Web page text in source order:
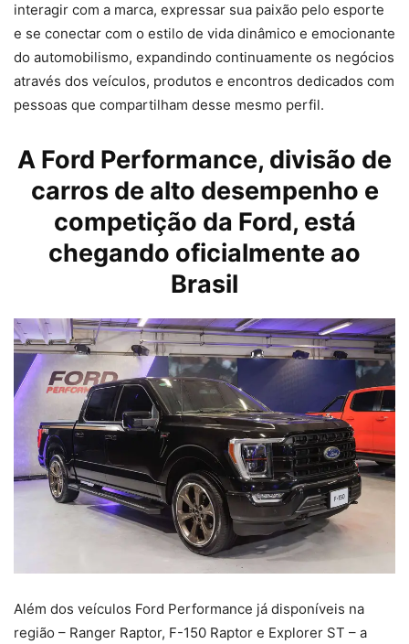
interagir com a marca, expressar sua paixão pelo esporte
e se conectar com o estilo de vida dinâmico e emocionante
do automobilismo, expandindo continuamente os negócios
através dos veículos, produtos e encontros dedicados com
pessoas que compartilham desse mesmo perfil.
A Ford Performance, divisão de
carros de alto desempenho e
competição da Ford, está
chegando oficialmente ao
Brasil
Além dos veículos Ford Performance já disponíveis na
região – Ranger Raptor, F-150 Raptor e Explorer ST – a